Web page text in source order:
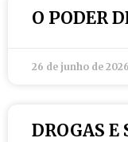
O PODER
26 de junho de 2026
DROGAS E